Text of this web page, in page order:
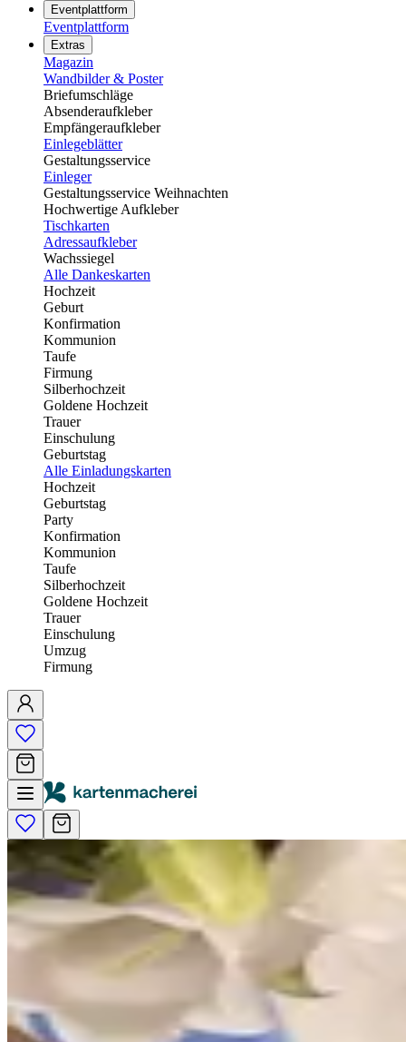
Eventplattform
Eventplattform
Extras
Magazin
Wandbilder & Poster
Briefumschläge
Absenderaufkleber
Empfängeraufkleber
Einlegeblätter
Gestaltungsservice
Einleger
Gestaltungsservice Weihnachten
Hochwertige Aufkleber
Tischkarten
Adressaufkleber
Wachssiegel
Alle Dankeskarten
Hochzeit
Geburt
Konfirmation
Kommunion
Taufe
Firmung
Silberhochzeit
Goldene Hochzeit
Trauer
Einschulung
Geburtstag
Alle Einladungskarten
Hochzeit
Geburtstag
Party
Konfirmation
Kommunion
Taufe
Silberhochzeit
Goldene Hochzeit
Trauer
Einschulung
Umzug
Firmung